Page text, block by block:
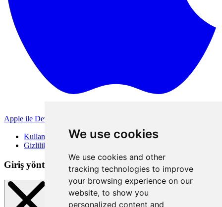
We use cookies
We use cookies and other
tracking technologies to improve
your browsing experience on our
website, to show you
personalized content and
Apple ile Devam Et
Kullanım Koşulları
Gizlilik Politikası
Giriş yöntemleri